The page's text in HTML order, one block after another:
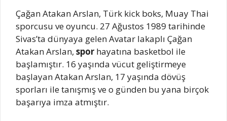
Çağan Atakan Arslan, Türk kick boks, Muay Thai
sporcusu ve oyuncu. 27 Ağustos 1989 tarihinde
Sivas’ta dünyaya gelen Avatar lakaplı Çağan
Atakan Arslan, spor hayatına basketbol ile
başlamıştır. 16 yaşında vücut geliştirmeye
başlayan Atakan Arslan, 17 yaşında dövüş
sporları ile tanışmış ve o günden bu yana birçok
başarıya imza atmıştır.